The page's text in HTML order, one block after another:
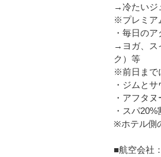
→冷たいジ
※プレミア
・毎日の
→ヨガ、ス
ク）等
※前日まで
・ジムと
・アフタ
・スパ20%
※ホテル側
■航空会社